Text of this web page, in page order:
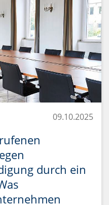
09.10.2025
durch ein